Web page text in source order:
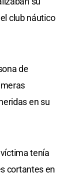
club náutico
de
en su
tenía
cortantes en